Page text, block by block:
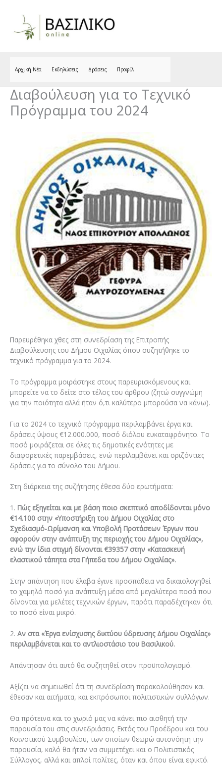
Αρχική Νέα Εκδηλώσεις Δράσεις Προφίλ
Διαβούλευση για το Τεχνικό
Πρόγραμμα του 2024
Παρευρέθηκα χθες στη συνεδρίαση της Επιτροπής
Διαβούλευσης του Δήμου Οιχαλίας όπου συζητήθηκε το
τεχνικό πρόγραμμα για το 2024.
Το πρόγραμμα μοιράστηκε στους παρευρισκόμενους και
μπορείτε να το δείτε στο τέλος του άρθρου (ζητώ συγγνώμη
για την ποιότητα αλλά ήταν ό,τι καλύτερο μπορούσα να κάνω).
Για το 2024 το τεχνικό πρόγραμμα περιλαμβάνει έργα και
δράσεις ύψους €12.000.000, ποσό διόλου ευκαταφρόνητο. Το
ποσό μοιράζεται σε όλες τις δημοτικές ενότητες με
διαφορετικές παρεμβάσεις, ενώ περιλαμβάνει και οριζόντιες
δράσεις για το σύνολο του Δήμου.
Στη διάρκεια της συζήτησης έθεσα δύο ερωτήματα:
1. Πώς εξηγείται και με βάση ποιο σκεπτικό αποδίδονται μόνο
€14.100 στην «Υποστήριξη του Δήμου Οιχαλίας στο
Σχεδιασμό-Ωρίμανση και Υποβολή Προτάσεων Έργων που
αφορούν στην ανάπτυξη της περιοχής του Δήμου Οιχαλίας»,
ενώ την ίδια στιγμή δίνονται €39357 στην «Κατασκευή
ελαστικού τάπητα στα Γήπεδα του Δήμου Οιχαλίας».
Στην απάντηση που έλαβα έγινε προσπάθεια να δικαιολογηθεί
το χαμηλό ποσό για ανάπτυξη μέσα από μεγαλύτερα ποσά που
δίνονται για μελέτες τεχνικών έργων, παρότι παραδέχτηκαν ότι
το ποσό είναι μικρό.
2. Αν στα «Έργα ενίσχυσης δικτύου ύδρευσης Δήμου Οιχαλίας»
περιλαμβάνεται και το αντλιοστάσιο του Βασιλικού.
Απάντησαν ότι αυτό θα συζητηθεί στον προϋπολογισμό.
Αξίζει να σημειωθεί ότι τη συνεδρίαση παρακολούθησαν και
έθεσαν και αιτήματα, και εκπρόσωποι πολιτιστικών συλλόγων.
Θα πρότεινα και το χωριό μας να κάνει πιο αισθητή την
παρουσία του στις συνεδριάσεις. Εκτός του Προέδρου και του
Κοινοτικού Συμβουλίου, των οποίων θεωρώ αυτονόητη την
παρουσία, καλό θα ήταν να συμμετέχει και ο Πολιτιστικός
Σύλλογος, αλλά και απλοί πολίτες, όταν και όπου είναι εφικτό.